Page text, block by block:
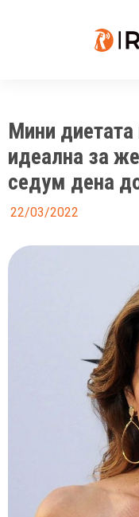
Мини
идеална за
седум дена
22/03/2022